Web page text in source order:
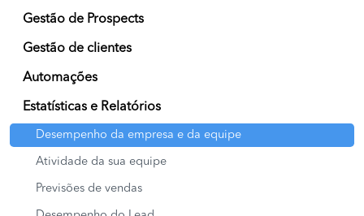
Gestão de Prospects
Gestão de clientes
Automações
Estatísticas e Relatórios
Desempenho da empresa e da equipe
Atividade da sua equipe
Previsões de vendas